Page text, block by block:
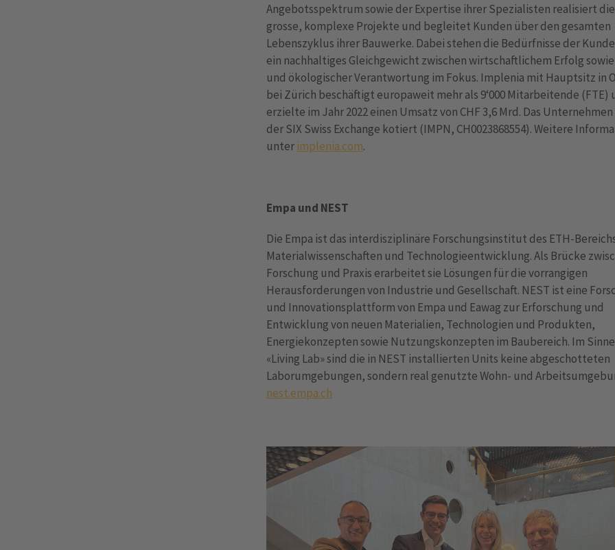
Angebotsspektrum sowie der Expertise ihrer Spezialisten realisiert
grosse, komplexe Projekte und begleitet Kunden über den gesamten
Lebenszyklus ihrer Bauwerke. Dabei stehen die Bedürfnisse der
ein nachhaltiges Gleichgewicht zwischen wirtschaftlichem Erfolg
und ökologischer Verantwortung im Fokus. Implenia mit Hauptsitz in
bei Zürich beschäftigt europaweit mehr als 9‘000 Mitarbeitende (FTE)
erzielte im Jahr 2022 einen Umsatz von CHF 3,6 Mrd. Das Unternehmen
der SIX Swiss Exchange kotiert (IMPN, CH0023868554). Weitere
unter implenia.com.
Empa und NEST
Die Empa ist das interdisziplinäre Forschungsinstitut des ETH-
Materialwissenschaften und Technologieentwicklung. Als Brücke
Forschung und Praxis erarbeitet sie Lösungen für die vorrangigen
Herausforderungen von Industrie und Gesellschaft. NEST ist eine
und Innovationsplattform von Empa und Eawag zur Erforschung und
Entwicklung von neuen Materialien, Technologien und Produkten,
Energiekonzepten sowie Nutzungskonzepten im Baubereich. Im
«Living Lab» sind die in NEST installierten Units keine abgeschotteten
Laborumgebungen, sondern real genutzte Wohn- und
nest.empa.ch